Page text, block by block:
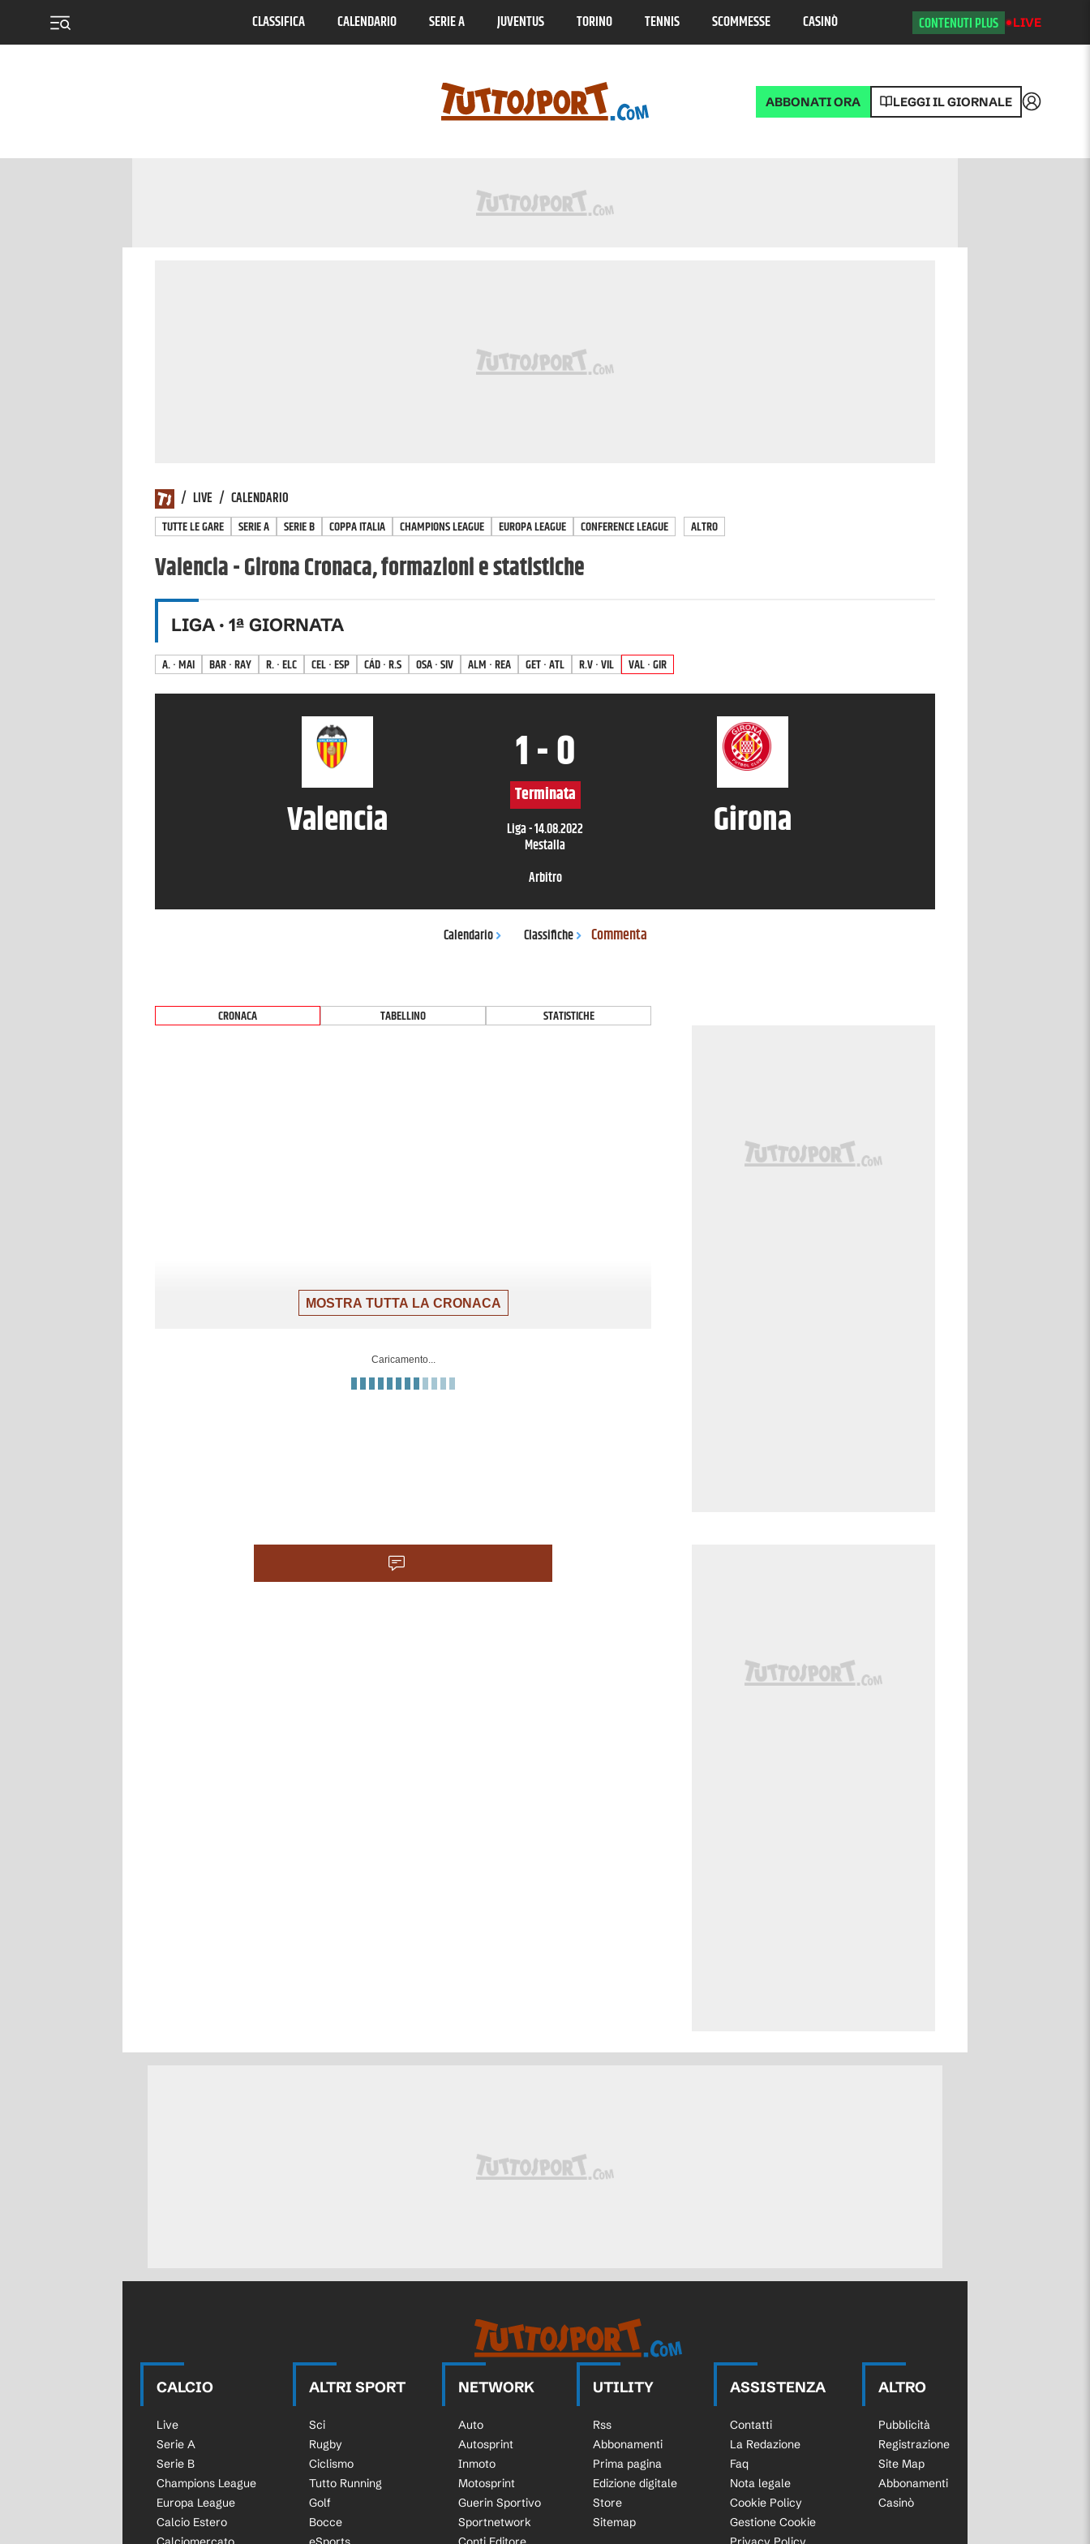
CLASSIFICA CALENDARIO SERIE A JUVENTUS TORINO TENNIS SCOMMESSE CASINÒ CONTENUTI PLUS LIVE
ABBONATI ORA LEGGI IL GIORNALE Accedi
/ LIVE / CALENDARIO
TUTTE LE GARE SERIE A SERIE B COPPA ITALIA CHAMPIONS LEAGUE EUROPA LEAGUE CONFERENCE LEAGUE ALTRO
Valencia - Girona Cronaca, formazioni e statistiche
LIGA · 1ª GIORNATA
A. · MAI BAR · RAY R. · ELC CEL · ESP CÁD · R.S OSA · SIV ALM · REA GET · ATL R.V · VIL VAL · GIR
Valencia Girona
1-0
Terminata
Liga-14.08.2022
Mestalla
Arbitro
Calendario Classifiche Commenta
CRONACA TABELLINO STATISTICHE
MOSTRA TUTTA LA CRONACA
Caricamento...
CALCIO
Live
Serie A
Serie B
Champions League
Europa League
Calcio Estero
ALTRI SPORT
Sci
Rugby
Ciclismo
Tutto Running
Golf
Bocce
NETWORK
Auto
Autosprint
Inmoto
Motosprint
Guerin Sportivo
Sportnetwork
UTILITY
Rss
Abbonamenti
Prima pagina
Edizione digitale
Store
Sitemap
ASSISTENZA
Contatti
La Redazione
Faq
Nota legale
Cookie Policy
Gestione Cookie
ALTRO
Pubblicità
Registrazione
Site Map
Abbonamenti
Casinò